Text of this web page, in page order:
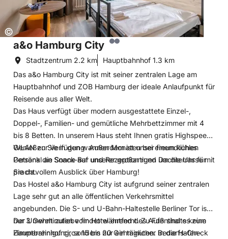
Copyright:
©
a&o Hamburg City
Stadtzentrum 2.2 km Hauptbahnhof 1.3 km
Das a&o Hamburg City ist mit seiner zentralen Lage am
Hauptbahnhof und ZOB Hamburg der ideale Anlaufpunkt für
Reisende aus aller Welt.
Das Haus verfügt über modern ausgestattete Einzel-,
Doppel-, Familien- und gemütliche Mehrbettzimmer mit 4
bis 8 Betten. In unserem Haus steht Ihnen gratis Highspeed-
WLAN zur Verfügung. Außerdem ist unser freundliches
Personal an Snack-Bar und Rezeption rund um die Uhr für
Sie da.
Genießen Sie in den warmen Monaten bei einem kühlen
Getränk die Sonne auf unserer großartigen Dachterrasse mit
prachtvollem Ausblick über Hamburg!
Das Hostel a&o Hamburg City ist aufgrund seiner zentralen
Lage sehr gut an alle öffentlichen Verkehrsmittel
angebunden. Die S- und U-Bahn-Haltestelle Berliner Tor ist
nur 3 Gehminuten vom Hotel entfernt. Zu Fuß sind es zum
Hauptbahnhof circa 15 bis 20 Gehminuten. In die Hafen-
Der Umwelt zuliebe findet während des Aufenthalts keine
Zimmerreinigung, sondern nur ein täglicher Bedarfs-Check